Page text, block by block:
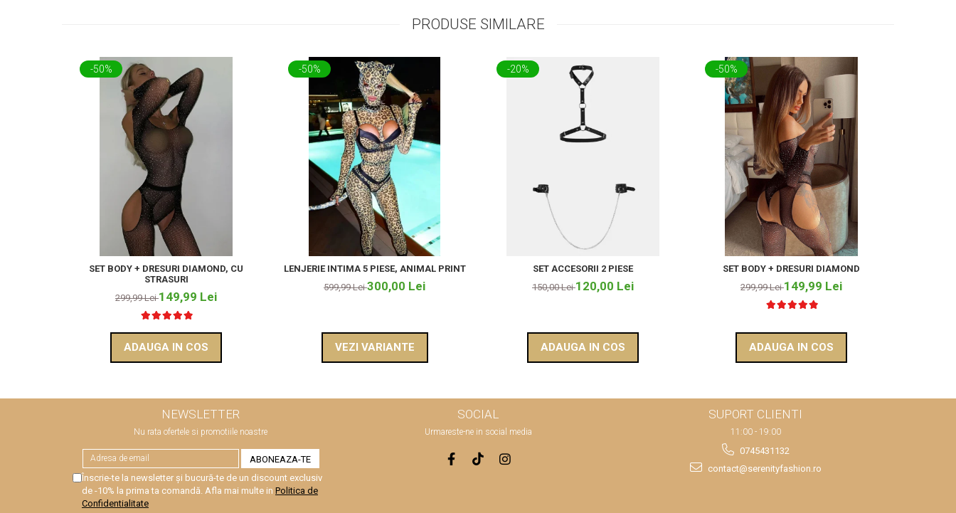
PRODUSE SIMILARE
-50%
SET BODY + DRESURI DIAMOND, CU
STRASURI
299,99 Lei149,99 Lei
ADAUGA IN COS
-50%
LENJERIE INTIMA 5 PIESE, ANIMAL PRINT
599,99 Lei300,00 Lei
VEZI VARIANTE
-20%
SET ACCESORII 2 PIESE
150,00 Lei120,00 Lei
ADAUGA IN COS
-50%
SET BODY + DRESURI DIAMOND
299,99 Lei149,99 Lei
ADAUGA IN COS
NEWSLETTER
Nu rata ofertele si promotiile noastre
Înscrie-te la newsletter și bucură-te de un discount exclusiv
de -10% la prima ta comandă. Afla mai multe in Politica de
Confidentialitate
SOCIAL
Urmareste-ne in social media
SUPORT CLIENTI
11:00 - 19:00
0745431132
contact@serenityfashion.ro